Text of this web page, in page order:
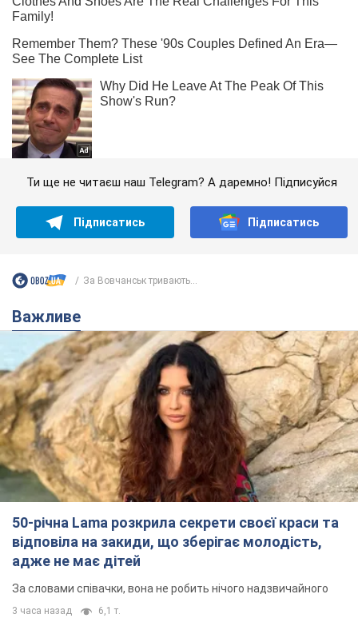
Ти ще не читаєш наш Telegram? А даремно! Підписуйся
Підписатись Підписатись
За Вовчанськ тривають...
Важливе
50-річна Lama розкрила секрети своєї краси та
відповіла на закиди, що зберігає молодість,
адже не має дітей
За словами співачки, вона не робить нічого надзвичайного
3 часа назад 6,1 т.